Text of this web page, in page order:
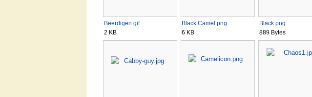
Beerdigen.gif
2 KB
Black Camel.png
6 KB
Black.png
889 Bytes